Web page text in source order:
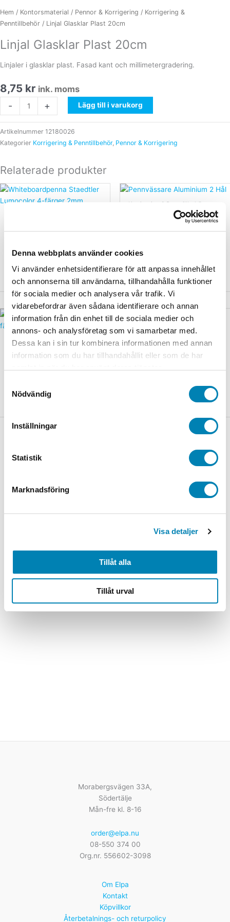
Denna webbplats använder cookies
Vi använder enhetsidentifierare för att anpassa innehållet
och annonserna till användarna, tillhandahålla funktioner
för sociala medier och analysera vår trafik. Vi
vidarebefordrar även sådana identifierare och annan
information från din enhet till de sociala medier och
annons- och analysföretag som vi samarbetar med.
Dessa kan i sin tur kombinera informationen med annan
information som du har tillhandahållit eller som de har
Nödvändig
Inställningar
Statistik
Marknadsföring
Visa detaljer
Tillåt alla
Tillåt urval
Hem / Kontorsmaterial / Pennor & Korrigering / Korrigering &
Penntillbehör / Linjal Glasklar Plast 20cm
Linjal Glasklar Plast 20cm
Linjaler i glasklar plast. Fasad kant och millimetergradering.
8,75 kr ink. moms
-
Glasklar
Plast
20cm
mängd
+ Lägg till i varukorg
Artikelnummer 12180026
Kategorier Korrigering & Penntillbehör, Pennor & Korrigering
Relaterade produkter
86,00kr ink. moms
Lägg till i varukorg
Korrigering & Penntillbehör
Pennvässare Aluminium 2
Kulspetspennor
Gelpenna Pilot Vega
Lägg till i varukorg
Kontorsmaterial
Kulspetspenna Pilot Frixion
Lägg till i varukorg
Morabergsvägen 33A,
Södertälje
Mån-fre kl. 8-16
order@elpa.nu
08-550 374 00
Org.nr. 556602-3098
Om Elpa
Kontakt
Köpvillkor
Återbetalnings- och returpolicy